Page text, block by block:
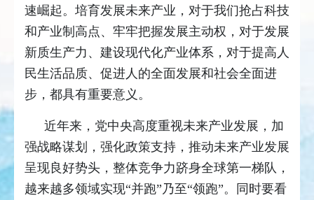
速崛起。培育发展未来产业，对于我们抢占科技
和产业制高点、牢牢把握发展主动权，对于发展
新质生产力、建设现代化产业体系，对于提高人
民生活品质、促进人的全面发展和社会全面进
步，都具有重要意义。
近年来，党中央高度重视未来产业发展，加
强战略谋划，强化政策支持，推动未来产业发展
呈现良好势头，整体竞争力跻身全球第一梯队，
越来越多领域实现“并跑”乃至“领跑”。同时要看